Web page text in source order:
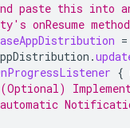
paste this into
onResume
=
.
{